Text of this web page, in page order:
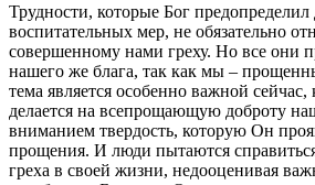
Трудности, которые Бог предопределил
воспитательных мер, не обязательно
совершенному нами греху. Но все они
нашего же блага, так как мы –
тема является особенно важной
делается на всепрощающую доброту
вниманием твердость, которую Он
прощения. И люди пытаются
греха в своей жизни, недооценивая